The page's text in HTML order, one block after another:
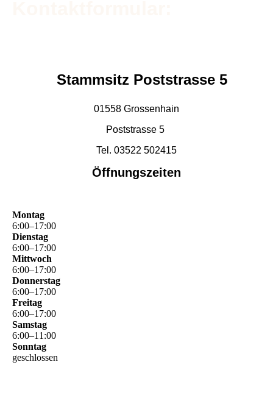
Stammsitz Poststrasse 5
01558 Grossenhain
Poststrasse 5
Tel. 03522 502415
Öffnungszeiten
Montag
6:00–17:00
Dienstag
6:00–17:00
Mittwoch
6:00–17:00
Donnerstag
6:00–17:00
Freitag
6:00–17:00
Samstag
6:00–11 :00
Sonntag
geschlossen